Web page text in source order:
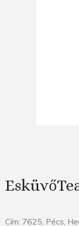
Cím: 7625, Pécs,